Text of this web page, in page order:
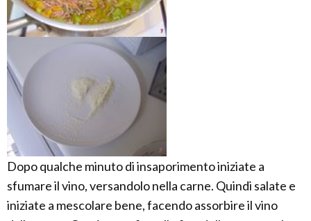
Dopo qualche minuto di insaporimento iniziate a
sfumare il vino, versandolo nella carne. Quindi salate e
iniziate a mescolare bene, facendo assorbire il vino